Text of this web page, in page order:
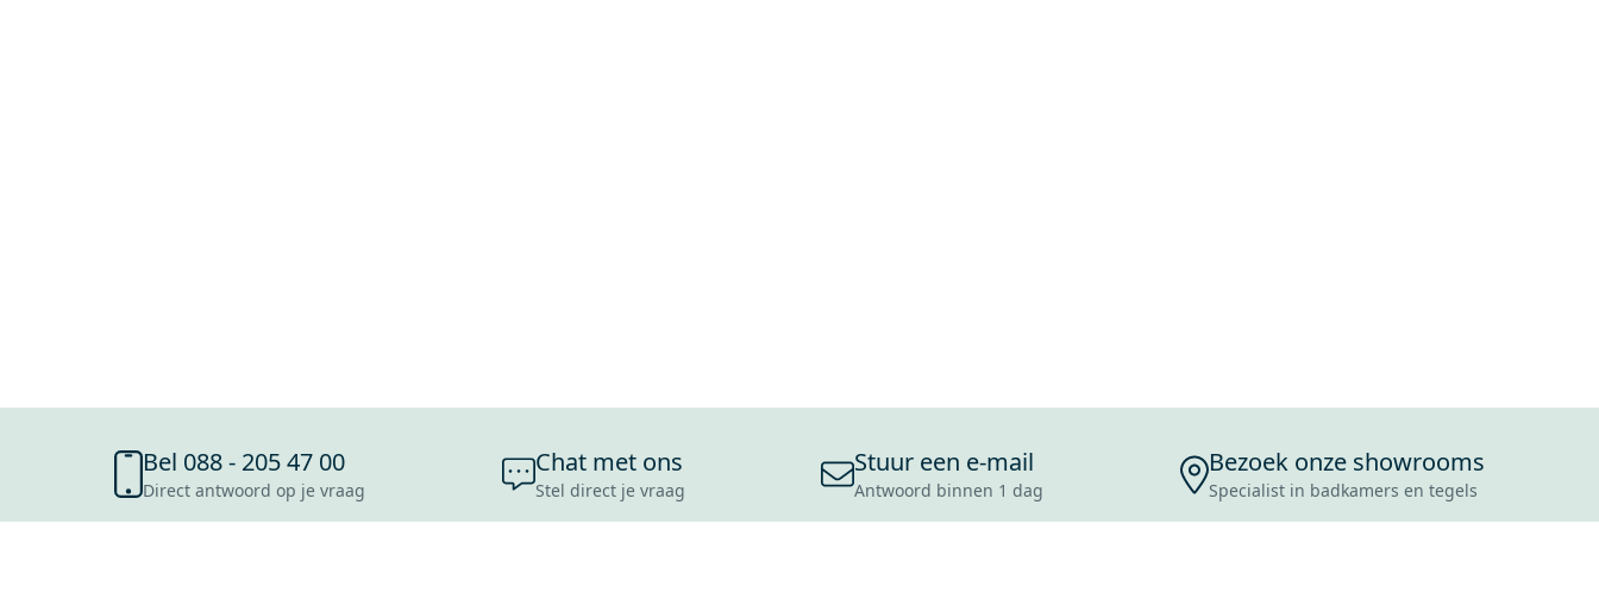
Bel 088 - 205 47 00
Direct antwoord op je vraag
Chat met ons
Stel direct je vraag
Stuur een e-mail
Antwoord binnen 1 dag
Bezoek onze showrooms
Specialist in badkamers en tegels